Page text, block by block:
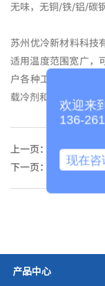
无味，无铜/铁/铝/碳
苏州优冷新材料科技
适用温度范围宽广
户各种工艺温度范围
载冷剂和导热油。
上一页：
如何科学地
下一页：
什么是有机
产品中心
欢迎来
136-
现在咨